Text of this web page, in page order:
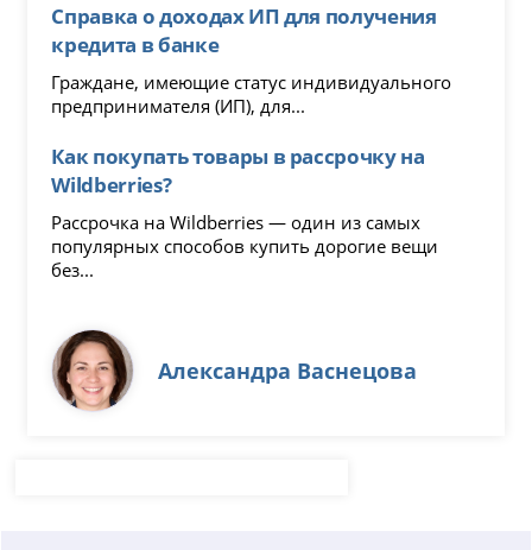
Справка о доходах ИП для получения
кредита в банке
Граждане, имеющие статус индивидуального
предпринимателя (ИП), для...
Как покупать товары в рассрочку на
Wildberries?
Рассрочка на Wildberries — один из самых
популярных способов купить дорогие вещи
без...
Александра Васнецова